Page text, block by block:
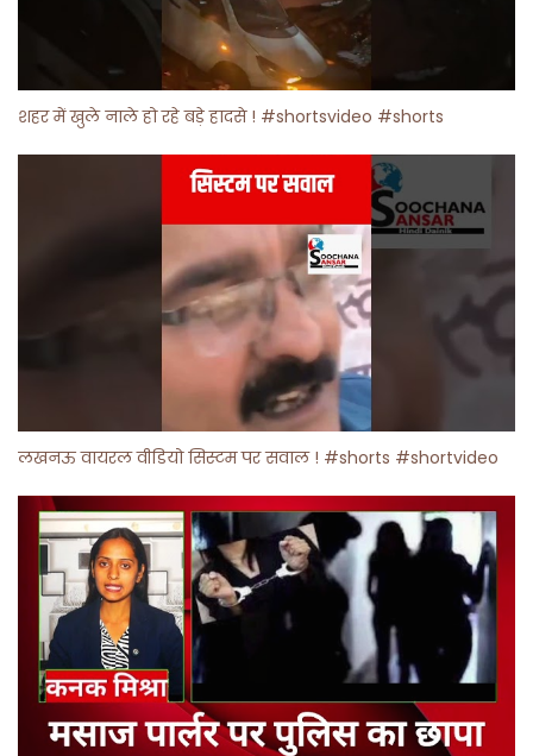
शहर में खुले नाले हो रहे बड़े हादसे ! #shortsvideo #shorts
लखनऊ वायरल वीडियो सिस्टम पर सवाल ! #shorts #shortvideo